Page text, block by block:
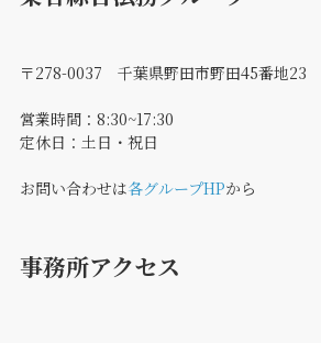
〒278-0037 千葉県野田市野田45番地23
営業時間：8:30~17:30
定休日：土日・祝日
お問い合わせは各グループHPから
事務所アクセス